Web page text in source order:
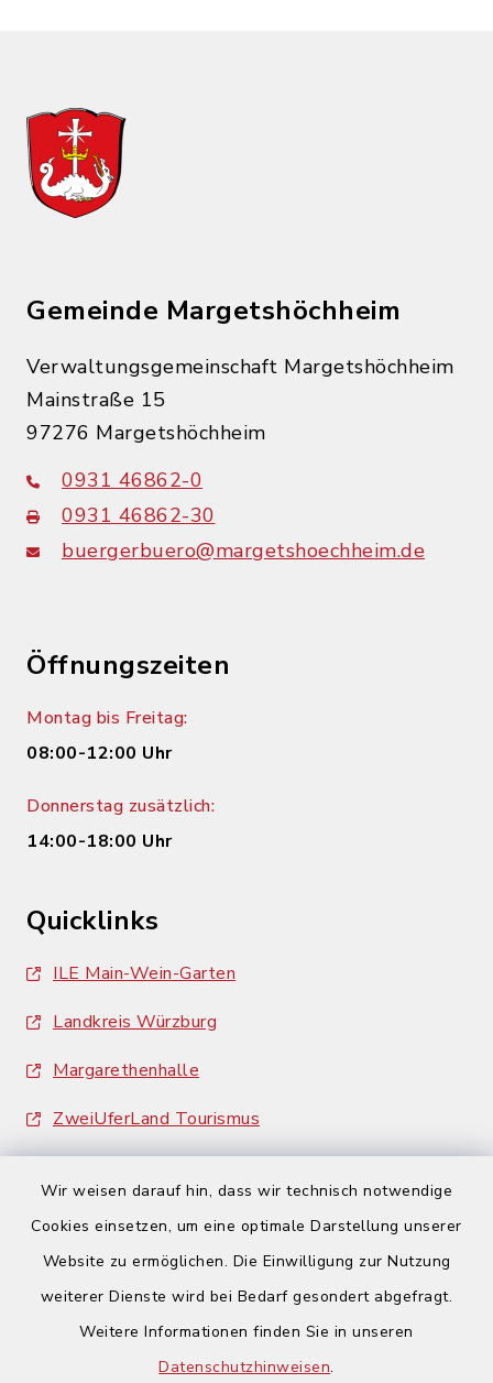
Wir weisen darauf hin, dass wir technisch notwendige
Cookies einsetzen, um eine optimale Darstellung unserer
Website zu ermöglichen. Die Einwilligung zur Nutzung
weiterer Dienste wird bei Bedarf gesondert abgefragt.
Weitere Informationen finden Sie in unseren
Datenschutzhinweisen.
Gemeinde Margetshöchheim
Verwaltungsgemeinschaft Margetshöchheim
Mainstraße 15
97276 Margetshöchheim
0931 46862-0
0931 46862-30
buergerbuero@margetshoechheim.de
Öffnungszeiten
Montag bis Freitag:
08:00-12:00 Uhr
Donnerstag zusätzlich:
14:00-18:00 Uhr
Quicklinks
ILE Main-Wein-Garten
Landkreis Würzburg
Margarethenhalle
ZweiUferLand Tourismus
Barrierefreiheit